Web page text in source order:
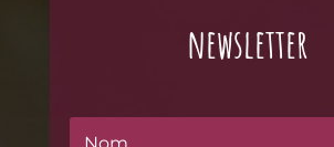
newsletter